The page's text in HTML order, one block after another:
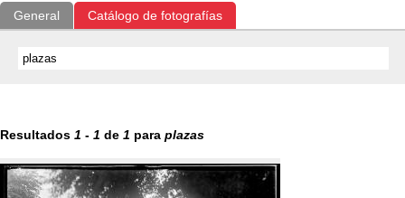
General Catálogo de fotografías
Resultados 1 - 1 de 1 para plazas